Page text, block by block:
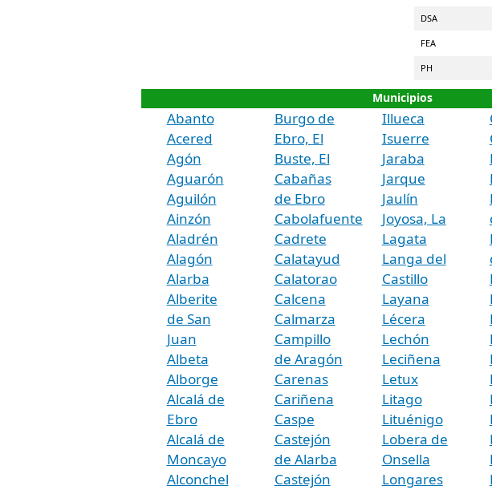
DSA
FEA
PH
Municipios
Abanto
Acered
Agón
Aguarón
Aguilón
Ainzón
Aladrén
Alagón
Alarba
Alberite
de San
Juan
Albeta
Alborge
Alcalá de
Ebro
Alcalá de
Moncayo
Alconchel
Burgo de
Ebro, El
Buste, El
Cabañas
de Ebro
Cabolafuente
Cadrete
Calatayud
Calatorao
Calcena
Calmarza
Campillo
de Aragón
Carenas
Cariñena
Caspe
Castejón
de Alarba
Castejón
Illueca
Isuerre
Jaraba
Jarque
Jaulín
Joyosa, La
Lagata
Langa del
Castillo
Layana
Lécera
Lechón
Leciñena
Letux
Litago
Lituénigo
Lobera de
Onsella
Longares